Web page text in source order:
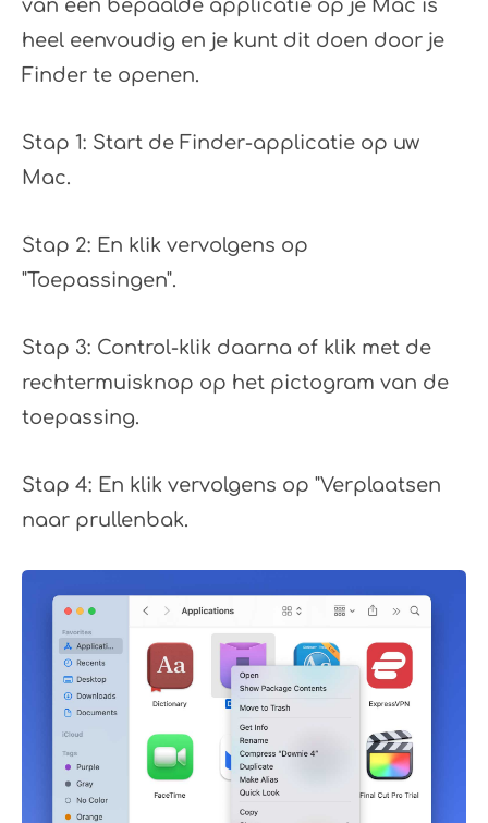
van een bepaalde applicatie op je Mac is
heel eenvoudig en je kunt dit doen door je
Finder te openen.
Stap 1: Start de Finder-applicatie op uw
Mac.
Stap 2: En klik vervolgens op
"Toepassingen".
Stap 3: Control-klik daarna of klik met de
rechtermuisknop op het pictogram van de
toepassing.
Stap 4: En klik vervolgens op "Verplaatsen
naar prullenbak.